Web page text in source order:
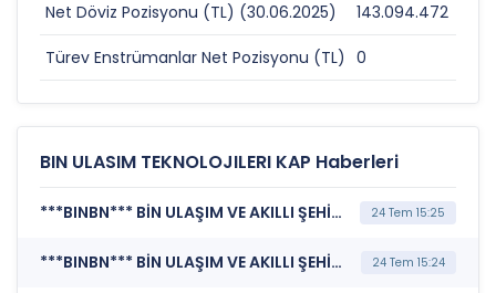
Net Döviz Pozisyonu (TL) (30.06.2025) 143.094.472
Türev Enstrümanlar Net Pozisyonu (TL) 0
BIN ULASIM TEKNOLOJILERI KAP Haberleri
***BINBN*** BİN ULAŞIM VE AKILLI ŞEHİR TEKNOLOJİLERİ A.Ş. (Kurumsal Yönetim Bilgi Formu (Güncelleme) - Yönetim Kurulu-1) 24 Tem 15:25
***BINBN*** BİN ULAŞIM VE AKILLI ŞEHİR TEKNOLOJİLERİ A.Ş. (Şirket Genel Bilgi Formu) 24 Tem 15:24